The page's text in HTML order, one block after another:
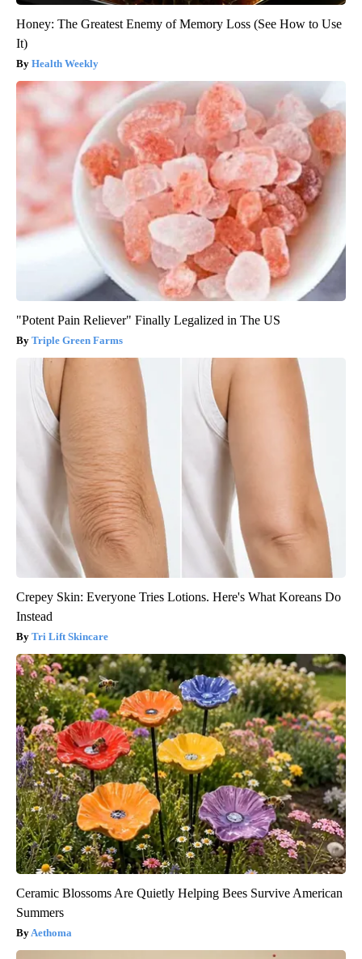
Honey: The Greatest Enemy of Memory Loss (See How to Use
It)
Health Weekly
"Potent Pain Reliever" Finally Legalized in The US
Triple Green Farms
Crepey Skin: Everyone Tries Lotions. Here's What Koreans Do
Instead
Tri Lift Skincare
Ceramic Blossoms Are Quietly Helping Bees Survive American
Summers
Aethoma